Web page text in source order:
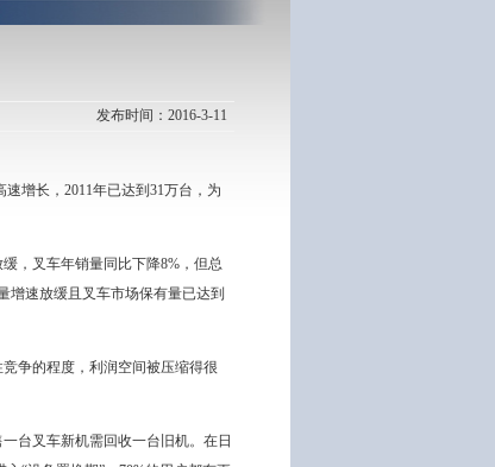
发布时间：2016-3-11
增长，2011年已达到31万台，为
，叉车年销量同比下降8%，但总
增速放缓且叉车市场保有量已达到
争的程度，利润空间被压缩得很
台叉车新机需回收一台旧机。在日